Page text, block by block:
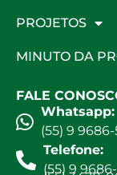
PROJETOS
MINUTO DA
FALE
Whatsapp:
(55) 9 9686-
Telefone:
(55) 9